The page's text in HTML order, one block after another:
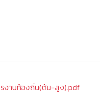
รงานท้องถิ่น(ต้น-สูง).pdf